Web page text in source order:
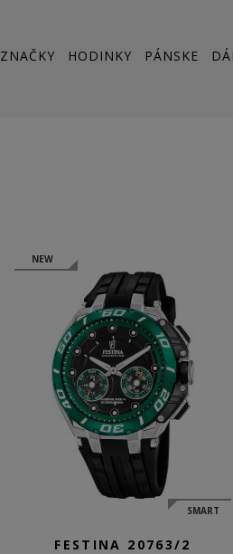
ZNAČKY HODINKY PÁNSKE
NEW
SMART
FESTINA 20763/2